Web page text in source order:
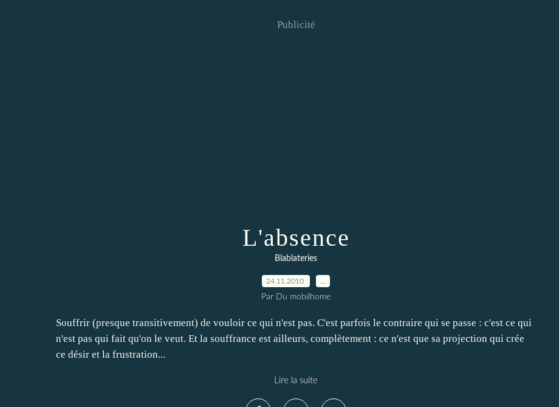
Publicité
L'absence
Blablateries
24.11.2010
Par Du mobilhome
Souffrir (presque transitivement) de vouloir ce qui n'est pas. C'est parfois le contraire qui se passe : c'est ce qui
n'est pas qui fait qu'on le veut. Et la souffrance est ailleurs, complètement : ce n'est que sa projection qui crée
ce désir et la frustration...
Lire la suite